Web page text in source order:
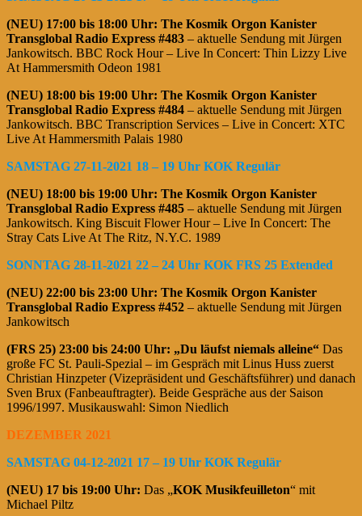
(NEU) 17:00 bis 18:00 Uhr: The Kosmik Orgon Kanister
Transglobal Radio Express #483 – aktuelle Sendung mit Jürgen
Jankowitsch. BBC Rock Hour – Live In Concert: Thin Lizzy Live
At Hammersmith Odeon 1981
(NEU) 18:00 bis 19:00 Uhr: The Kosmik Orgon Kanister
Transglobal Radio Express #484 – aktuelle Sendung mit Jürgen
Jankowitsch. BBC Transcription Services – Live in Concert: XTC
Live At Hammersmith Palais 1980
SAMSTAG 27-11-2021 18 – 19 Uhr KOK Regulär
(NEU) 18:00 bis 19:00 Uhr: The Kosmik Orgon Kanister
Transglobal Radio Express #485 – aktuelle Sendung mit Jürgen
Jankowitsch. King Biscuit Flower Hour – Live In Concert: The
Stray Cats Live At The Ritz, N.Y.C. 1989
SONNTAG 28-11-2021 22 – 24 Uhr KOK FRS 25 Extended
(NEU) 22:00 bis 23:00 Uhr: The Kosmik Orgon Kanister
Transglobal Radio Express #452 – aktuelle Sendung mit Jürgen
Jankowitsch
(FRS 25) 23:00 bis 24:00 Uhr: „Du läufst niemals alleine“ Das
große FC St. Pauli-Spezial – im Gespräch mit Linus Huss zuerst
Christian Hinzpeter (Vizepräsident und Geschäftsführer) und danach
Sven Brux (Fanbeauftragter). Beide Gespräche aus der Saison
1996/1997. Musikauswahl: Simon Niedlich
DEZEMBER 2021
SAMSTAG 04-12-2021 17 – 19 Uhr KOK Regulär
(NEU) 17 bis 19:00 Uhr: Das „KOK Musikfeuilleton“ mit
Michael Piltz